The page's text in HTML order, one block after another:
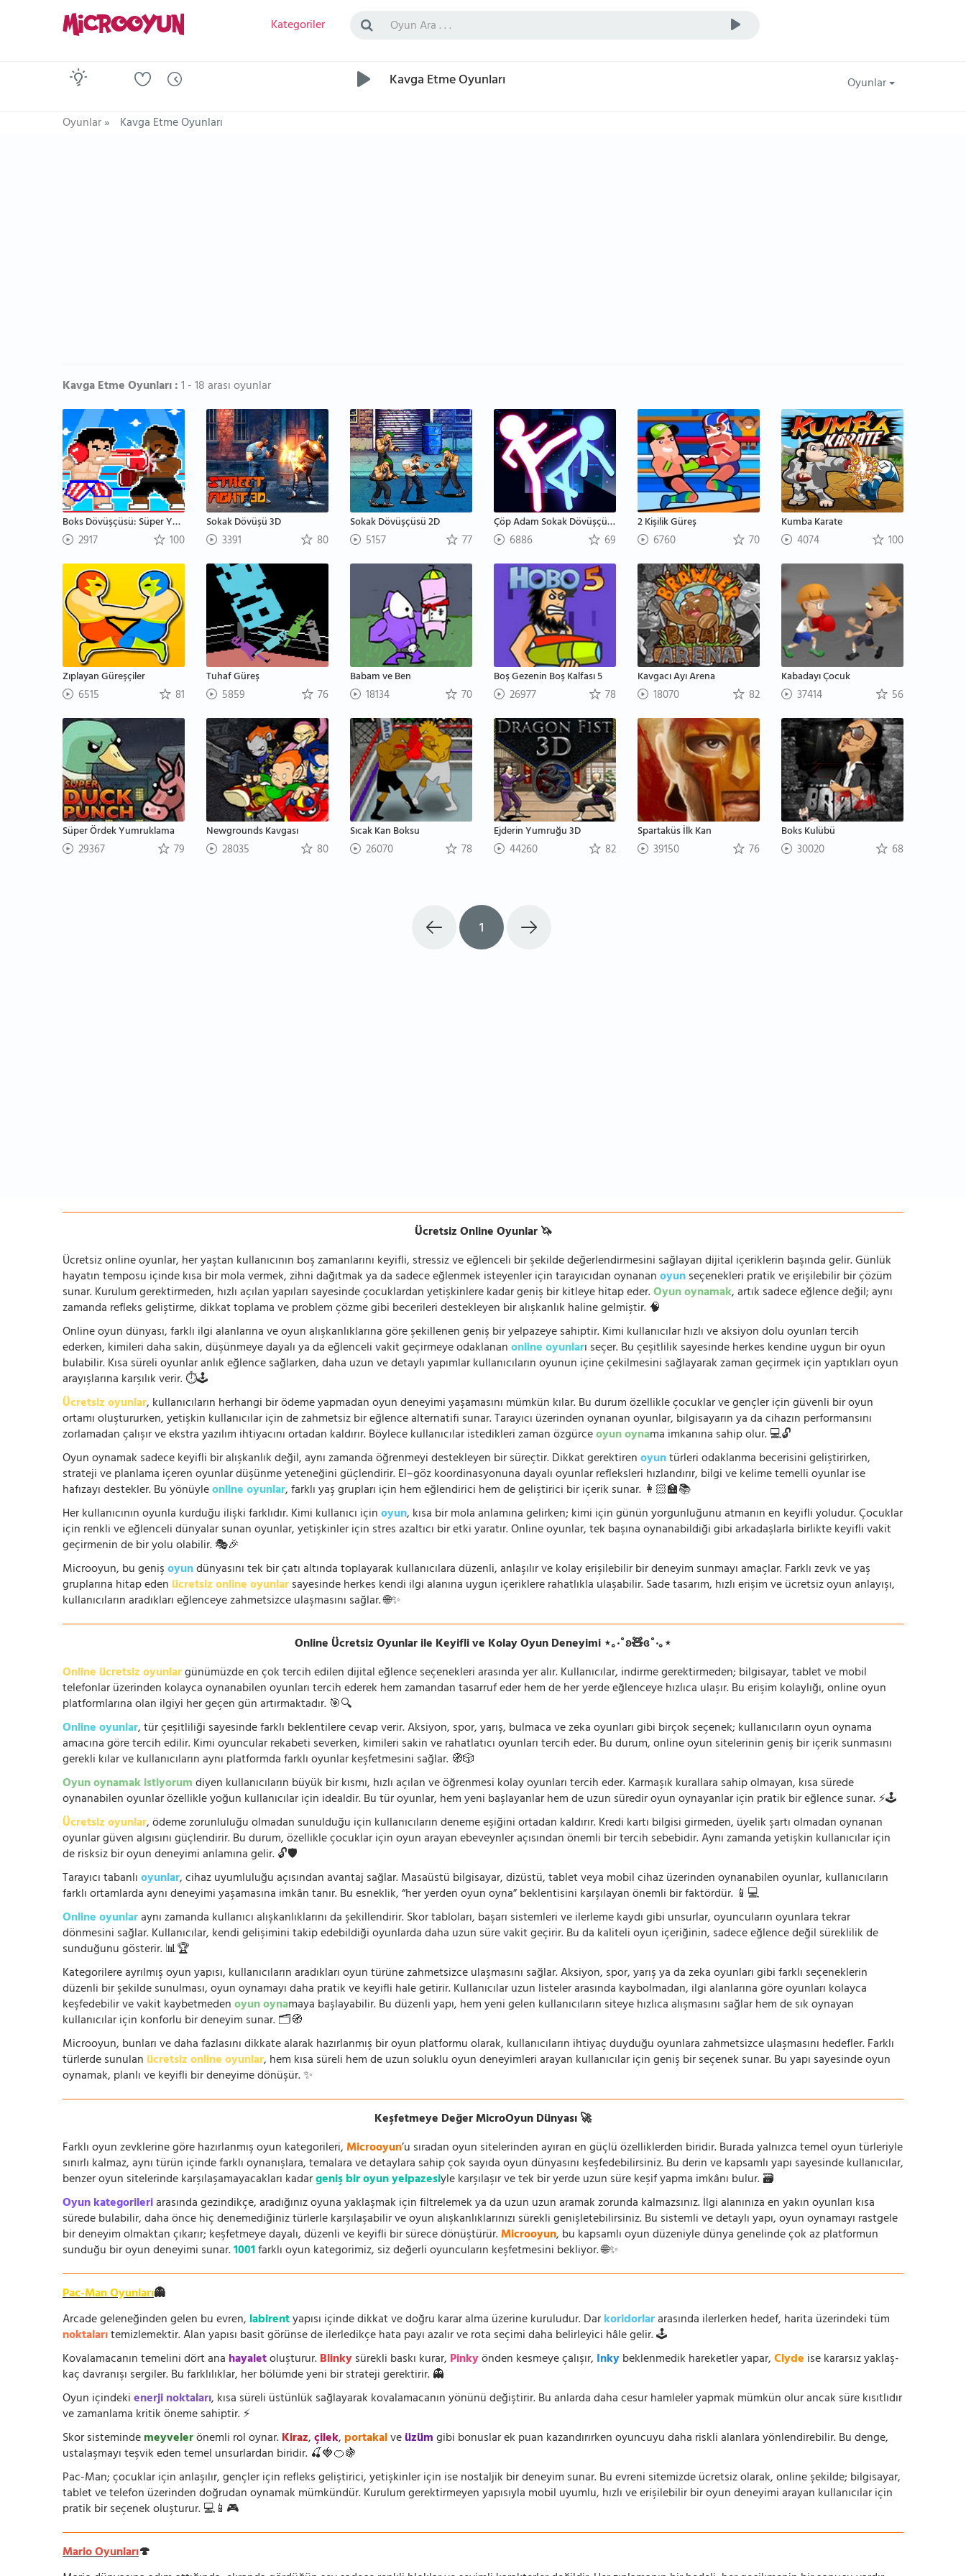
Kategoriler
Kavga Etme Oyunları
Oyunlar
Oyunlar» Kavga Etme Oyunları
Kavga Etme Oyunları :1 - 18 arası oyunlar
Boks Dövüşçüsü: Süper Yumruk
2917 100
Sokak Dövüşü 3D
3391 80
Sokak Dövüşçüsü 2D
5157 77
Çöp Adam Sokak Dövüşçüsü 3D
6886 69
2 Kişilik Güreş
6760 70
Kumba Karate
4074 100
Zıplayan Güreşçiler
6515 81
Tuhaf Güreş
5859 76
Babam ve Ben
18134 70
Boş Gezenin Boş Kalfası 5
26977 78
Kavgacı Ayı Arena
18070 82
Kabadayı Çocuk
37414 56
Süper Ördek Yumruklama
29367 79
Newgrounds Kavgası
28035 80
Sıcak Kan Boksu
26070 78
Ejderin Yumruğu 3D
44260 82
Spartaküs İlk Kan
39150 76
Boks Kulübü
30020 68
1
Ücretsiz Online Oyunlar 🦄
Ücretsiz online oyunlar, her yaştan kullanıcının boş zamanlarını keyifli, stressiz ve eğlenceli bir şekilde değerlendirmesini sağlayan dijital içeriklerin başında gelir. Günlük
hayatın temposu içinde kısa bir mola vermek, zihni dağıtmak ya da sadece eğlenmek isteyenler için tarayıcıdan oynananoyunseçenekleri pratik ve erişilebilir bir çözüm
sunar. Kurulum gerektirmeden, hızlı açılan yapıları sayesinde çocuklardan yetişkinlere kadar geniş bir kitleye hitap eder.Oyun oynamak, artık sadece eğlence değil; aynı
zamanda refleks geliştirme, dikkat toplama ve problem çözme gibi becerileri destekleyen bir alışkanlık haline gelmiştir. 🧠
Online oyun dünyası, farklı ilgi alanlarına ve oyun alışkanlıklarına göre şekillenen geniş bir yelpazeye sahiptir. Kimi kullanıcılar hızlı ve aksiyon dolu oyunları tercih
ederken, kimileri daha sakin, düşünmeye dayalı ya da eğlenceli vakit geçirmeye odaklananonline oyunları seçer. Bu çeşitlilik sayesinde herkes kendine uygun bir oyun
bulabilir. Kısa süreli oyunlar anlık eğlence sağlarken, daha uzun ve detaylı yapımlar kullanıcıların oyunun içine çekilmesini sağlayarak zaman geçirmek için yaptıkları oyun
arayışlarına karşılık verir. ⏱️🕹️
Ücretsiz oyunlar, kullanıcıların herhangi bir ödeme yapmadan oyun deneyimi yaşamasını mümkün kılar. Bu durum özellikle çocuklar ve gençler için güvenli bir oyun
ortamı oluştururken, yetişkin kullanıcılar için de zahmetsiz bir eğlence alternatifi sunar. Tarayıcı üzerinden oynanan oyunlar, bilgisayarın ya da cihazın performansını
zorlamadan çalışır ve ekstra yazılım ihtiyacını ortadan kaldırır. Böylece kullanıcılar istedikleri zaman özgürceoyun oynama imkanına sahip olur. 💻🔓
Oyun oynamak sadece keyifli bir alışkanlık değil, aynı zamanda öğrenmeyi destekleyen bir süreçtir. Dikkat gerektirenoyuntürleri odaklanma becerisini geliştirirken,
strateji ve planlama içeren oyunlar düşünme yeteneğini güçlendirir. El–göz koordinasyonuna dayalı oyunlar refleksleri hızlandırır, bilgi ve kelime temelli oyunlar ise
hafızayı destekler. Bu yönüyleonline oyunlar, farklı yaş grupları için hem eğlendirici hem de geliştirici bir içerik sunar. 👩🏻‍🏫📚
Her kullanıcının oyunla kurduğu ilişki farklıdır. Kimi kullanıcı içinoyun, kısa bir mola anlamına gelirken; kimi için günün yorgunluğunu atmanın en keyifli yoludur. Çocuklar
için renkli ve eğlenceli dünyalar sunan oyunlar, yetişkinler için stres azaltıcı bir etki yaratır. Online oyunlar, tek başına oynanabildiği gibi arkadaşlarla birlikte keyifli vakit
geçirmenin de bir yolu olabilir. 🎭🎉
Microoyun, bu genişoyundünyasını tek bir çatı altında toplayarak kullanıcılara düzenli, anlaşılır ve kolay erişilebilir bir deneyim sunmayı amaçlar. Farklı zevk ve yaş
gruplarına hitap eden ücretsiz online oyunlarsayesinde herkes kendi ilgi alanına uygun içeriklere rahatlıkla ulaşabilir. Sade tasarım, hızlı erişim ve ücretsiz oyun anlayışı,
kullanıcıların aradıkları eğlenceye zahmetsizce ulaşmasını sağlar. 🌐✨
Online Ücretsiz Oyunlar ile Keyifli ve Kolay Oyun Deneyimi ⋆｡‧˚ʚ🧸ɞ˚‧｡⋆
Online ücretsiz oyunlargünümüzde en çok tercih edilen dijital eğlence seçenekleri arasında yer alır. Kullanıcılar, indirme gerektirmeden; bilgisayar, tablet ve mobil
telefonlar üzerinden kolayca oynanabilen oyunları tercih ederek hem zamandan tasarruf eder hem de her yerde eğlenceye hızlıca ulaşır. Bu erişim kolaylığı, online oyun
platformlarına olan ilgiyi her geçen gün artırmaktadır. 🎯🔍
Online oyunlar, tür çeşitliliği sayesinde farklı beklentilere cevap verir. Aksiyon, spor, yarış, bulmaca ve zeka oyunları gibi birçok seçenek; kullanıcıların oyun oynama
amacına göre tercih edilir. Kimi oyuncular rekabeti severken, kimileri sakin ve rahatlatıcı oyunları tercih eder. Bu durum, online oyun sitelerinin geniş bir içerik sunmasını
gerekli kılar ve kullanıcıların aynı platformda farklı oyunlar keşfetmesini sağlar. 🧭🎲
Oyun oynamak istiyorumdiyen kullanıcıların büyük bir kısmı, hızlı açılan ve öğrenmesi kolay oyunları tercih eder. Karmaşık kurallara sahip olmayan, kısa sürede
oynanabilen oyunlar özellikle yoğun kullanıcılar için idealdir. Bu tür oyunlar, hem yeni başlayanlar hem de uzun süredir oyun oynayanlar için pratik bir eğlence sunar. ⚡🕹️
Ücretsiz oyunlar, ödeme zorunluluğu olmadan sunulduğu için kullanıcıların deneme eşiğini ortadan kaldırır. Kredi kartı bilgisi girmeden, üyelik şartı olmadan oynanan
oyunlar güven algısını güçlendirir. Bu durum, özellikle çocuklar için oyun arayan ebeveynler açısından önemli bir tercih sebebidir. Aynı zamanda yetişkin kullanıcılar için
de risksiz bir oyun deneyimi anlamına gelir. 🔓🛡️
Tarayıcı tabanlıoyunlar, cihaz uyumluluğu açısından avantaj sağlar. Masaüstü bilgisayar, dizüstü, tablet veya mobil cihaz üzerinden oynanabilen oyunlar, kullanıcıların
farklı ortamlarda aynı deneyimi yaşamasına imkân tanır. Bu esneklik, “her yerden oyun oyna” beklentisini karşılayan önemli bir faktördür. 📱💻
Online oyunlaraynı zamanda kullanıcı alışkanlıklarını da şekillendirir. Skor tabloları, başarı sistemleri ve ilerleme kaydı gibi unsurlar, oyuncuların oyunlara tekrar
dönmesini sağlar. Kullanıcılar, kendi gelişimini takip edebildiği oyunlarda daha uzun süre vakit geçirir. Bu da kaliteli oyun içeriğinin, sadece eğlence değil süreklilik de
sunduğunu gösterir. 📊🏆
Kategorilere ayrılmış oyun yapısı, kullanıcıların aradıkları oyun türüne zahmetsizce ulaşmasını sağlar. Aksiyon, spor, yarış ya da zeka oyunları gibi farklı seçeneklerin
düzenli bir şekilde sunulması, oyun oynamayı daha pratik ve keyifli hale getirir. Kullanıcılar uzun listeler arasında kaybolmadan, ilgi alanlarına göre oyunları kolayca
keşfedebilir ve vakit kaybetmedenoyun oynamaya başlayabilir. Bu düzenli yapı, hem yeni gelen kullanıcıların siteye hızlıca alışmasını sağlar hem de sık oynayan
kullanıcılar için konforlu bir deneyim sunar. 🗂️🧭
Microoyun, bunları ve daha fazlasını dikkate alarak hazırlanmış bir oyun platformu olarak, kullanıcıların ihtiyaç duyduğu oyunlara zahmetsizce ulaşmasını hedefler. Farklı
türlerde sunulan ücretsiz online oyunlar, hem kısa süreli hem de uzun soluklu oyun deneyimleri arayan kullanıcılar için geniş bir seçenek sunar. Bu yapı sayesinde oyun
oynamak, planlı ve keyifli bir deneyime dönüşür. ✨
Keşfetmeye Değer MicroOyun Dünyası 🚀
Farklı oyun zevklerine göre hazırlanmış oyun kategorileri,Microoyun’u sıradan oyun sitelerinden ayıran en güçlü özelliklerden biridir. Burada yalnızca temel oyun türleriyle
sınırlı kalmaz, aynı türün içinde farklı oynanışlara, temalara ve detaylara sahip çok sayıda oyun dünyasını keşfedebilirsiniz. Bu derin ve kapsamlı yapı sayesinde kullanıcılar,
benzer oyun sitelerinde karşılaşamayacakları kadargeniş bir oyun yelpazesiyle karşılaşır ve tek bir yerde uzun süre keşif yapma imkânı bulur. 🗃️
Oyun kategorileriarasında gezindikçe, aradığınız oyuna yaklaşmak için filtrelemek ya da uzun uzun aramak zorunda kalmazsınız. İlgi alanınıza en yakın oyunları kısa
sürede bulabilir, daha önce hiç denemediğiniz türlerle karşılaşabilir ve oyun alışkanlıklarınızı sürekli genişletebilirsiniz. Bu sistemli ve detaylı yapı, oyun oynamayı rastgele
bir deneyim olmaktan çıkarır; keşfetmeye dayalı, düzenli ve keyifli bir sürece dönüştürür.Microoyun, bu kapsamlı oyun düzeniyle dünya genelinde çok az platformun
sunduğu bir oyun deneyimi sunar.1001farklı oyun kategorimiz, siz değerli oyuncuların keşfetmesini bekliyor. 🌐✨
Pac-Man Oyunları👻
Arcade geleneğinden gelen bu evren, labirentyapısı içinde dikkat ve doğru karar alma üzerine kuruludur. Darkoridorlararasında ilerlerken hedef, harita üzerindeki tüm
noktalarıtemizlemektir. Alan yapısı basit görünse de ilerledikçe hata payı azalır ve rota seçimi daha belirleyici hâle gelir. 🕹️
Kovalamacanın temelini dört ana hayaletoluşturur.Blinkysürekli baskı kurar, Pinkyönden kesmeye çalışır, Inkybeklenmedik hareketler yapar,Clyde ise kararsız yaklaş-
kaç davranışı sergiler. Bu farklılıklar, her bölümde yeni bir strateji gerektirir. 👻
Oyun içindekienerji noktaları, kısa süreli üstünlük sağlayarak kovalamacanın yönünü değiştirir. Bu anlarda daha cesur hamleler yapmak mümkün olur ancak süre kısıtlıdır
ve zamanlama kritik öneme sahiptir. ⚡
Skor sistemindemeyvelerönemli rol oynar.Kiraz,çilek, portakalveüzümgibi bonuslar ek puan kazandırırken oyuncuyu daha riskli alanlara yönlendirebilir. Bu denge,
ustalaşmayı teşvik eden temel unsurlardan biridir. 🍒🍓🍊🍇
Pac-Man; çocuklar için anlaşılır, gençler için refleks geliştirici, yetişkinler için ise nostaljik bir deneyim sunar. Bu evreni sitemizde ücretsiz olarak, online şekilde; bilgisayar,
tablet ve telefon üzerinden doğrudan oynamak mümkündür. Kurulum gerektirmeyen yapısıyla mobil uyumlu, hızlı ve erişilebilir bir oyun deneyimi arayan kullanıcılar için
pratik bir seçenek oluşturur. 💻📱🎮
Mario Oyunları🍄